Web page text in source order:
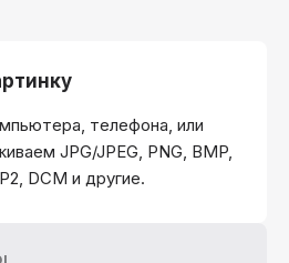
телефона, или
JPG/JPEG, PNG, BMP,
DCM и другие.